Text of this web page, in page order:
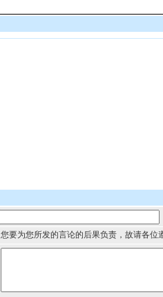
您要为您所发的言论的后果负责，故请各位